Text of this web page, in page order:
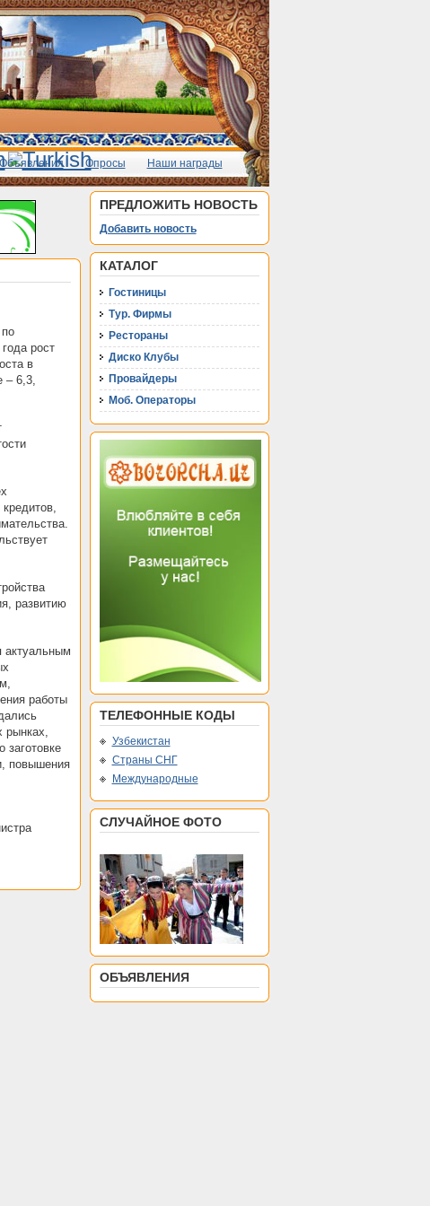
Объявления Опросы Наши награды
рост
в
– 6,3,
развитию
работы
рынках,
повышения
ПРЕДЛОЖИТЬ НОВОСТЬ
Добавить новость
КАТАЛОГ
Гостиницы
Тур. Фирмы
Рестораны
Диско Клубы
Провайдеры
Моб. Операторы
ТЕЛЕФОННЫЕ КОДЫ
Узбекистан
Страны СНГ
Международные
СЛУЧАЙНОЕ ФОТО
ОБЪЯВЛЕНИЯ